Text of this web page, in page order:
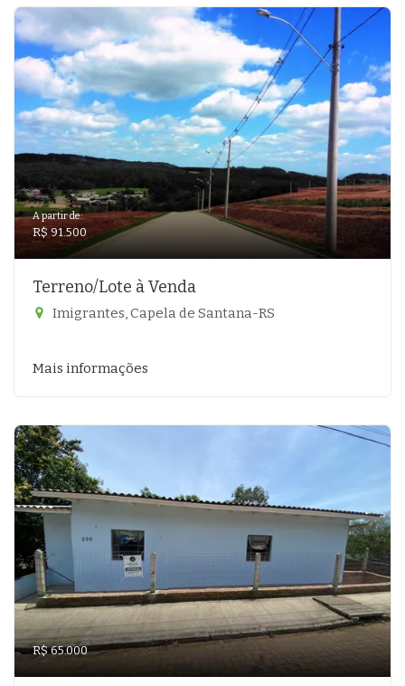
A partir de:
R$ 91.500
Terreno/Lote à Venda
Imigrantes, Capela de Santana-RS
Mais informações
R$ 65.000